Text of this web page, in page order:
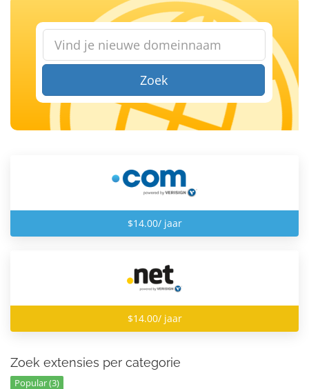
Zoek
$14.00/ jaar
$14.00/ jaar
Zoek extensies per categorie
Popular (3)